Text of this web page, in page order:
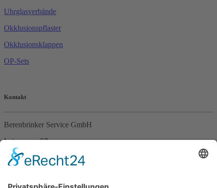
Uhrglasverbände
Okklusionspflaster
Okklusionsklappen
OP-Sets
Kontakt
Berenbrinker Service GmbH
Leinenweg 57
33415 Verl